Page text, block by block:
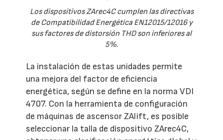
Los dispositivos ZArec4C cumplen las directivas
de Compatibilidad Energética EN12015/12016 y
sus factores de distorsión THD son inferiores al
5%.
La instalación de estas unidades permite
una mejora del factor de eficiencia
energética, según se define en la norma VDI
4707. Con la herramienta de configuración
de máquinas de ascensor ZAlift, es posible
seleccionar la talla de dispositivo ZArec4C,